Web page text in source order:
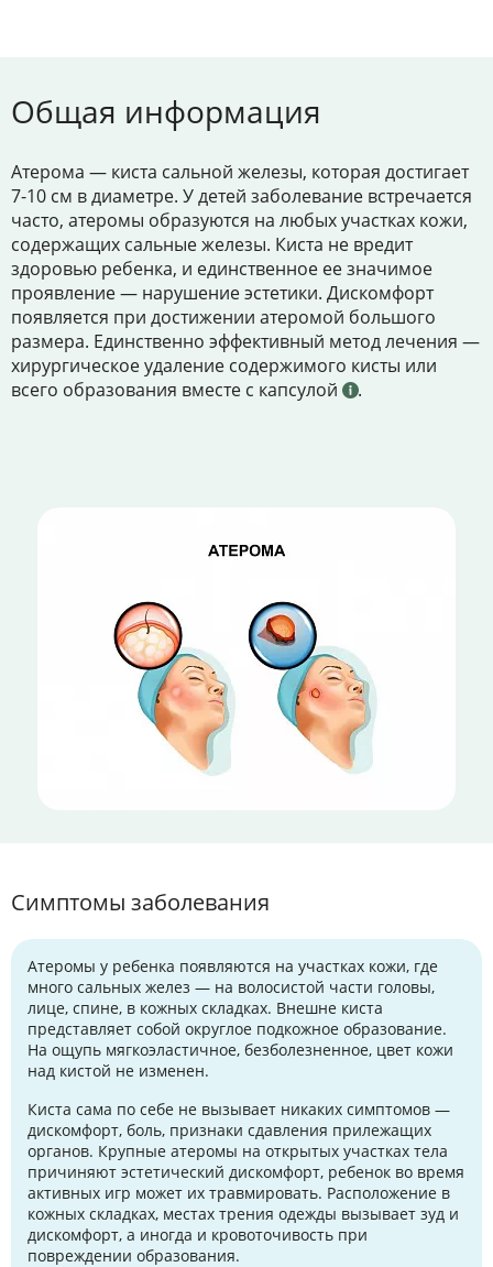
Общая информация
Атерома — киста сальной железы, которая достигает
7-10 см в диаметре. У детей заболевание встречается
часто, атеромы образуются на любых участках кожи,
содержащих сальные железы. Киста не вредит
здоровью ребенка, и единственное ее значимое
проявление — нарушение эстетики. Дискомфорт
появляется при достижении атеромой большого
размера. Единственно эффективный метод лечения —
хирургическое удаление содержимого кисты или
всего образования вместе с капсулой
.
Симптомы заболевания
Атеромы у ребенка появляются на участках кожи, где
много сальных желез — на волосистой части головы,
лице, спине, в кожных складках. Внешне киста
представляет собой округлое подкожное образование.
На ощупь мягкоэластичное, безболезненное, цвет кожи
над кистой не изменен.
Киста сама по себе не вызывает никаких симптомов —
дискомфорт, боль, признаки сдавления прилежащих
органов. Крупные атеромы на открытых участках тела
причиняют эстетический дискомфорт, ребенок во время
активных игр может их травмировать. Расположение в
кожных складках, местах трения одежды вызывает зуд и
дискомфорт, а иногда и кровоточивость при
повреждении образования.
Записаться на приём